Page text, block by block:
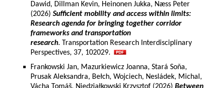
Dawid, Dillman Kevin, Heinonen Jukka, Næss Peter
(2026) Sufficient mobility and access within limits:
Research agenda for bringing together corridor
frameworks and transportation
research. Transportation Research Interdisciplinary
Perspectives, 37, 102029.
Frankowski Jan, Mazurkiewicz Joanna, Stará Soňa,
Prusak Aleksandra, Bełch, Wojciech, Nesládek, Michal,